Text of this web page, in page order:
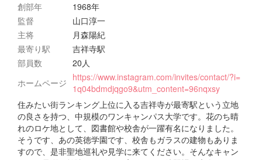
創部年
1968年
監督
山口淳一
主将
月森陽紀
最寄り駅
吉祥寺駅
部員数
20人
ホームページ https://www.instagram.com/invites/contact/?i=
1q04bdmdjqgo9&utm_content=96nqxsy
住みたい街ランキング上位に入る吉祥寺が最寄駅という立地
の良さを持つ、中規模のワンキャンパス大学です。花のち晴
れのロケ地として、図書館や校舎が一躍有名になりました。
そうです、あの英徳学園です、校舎もガラスの建物もありま
すので、是非聖地巡礼や見学に来てください。そんなキャン